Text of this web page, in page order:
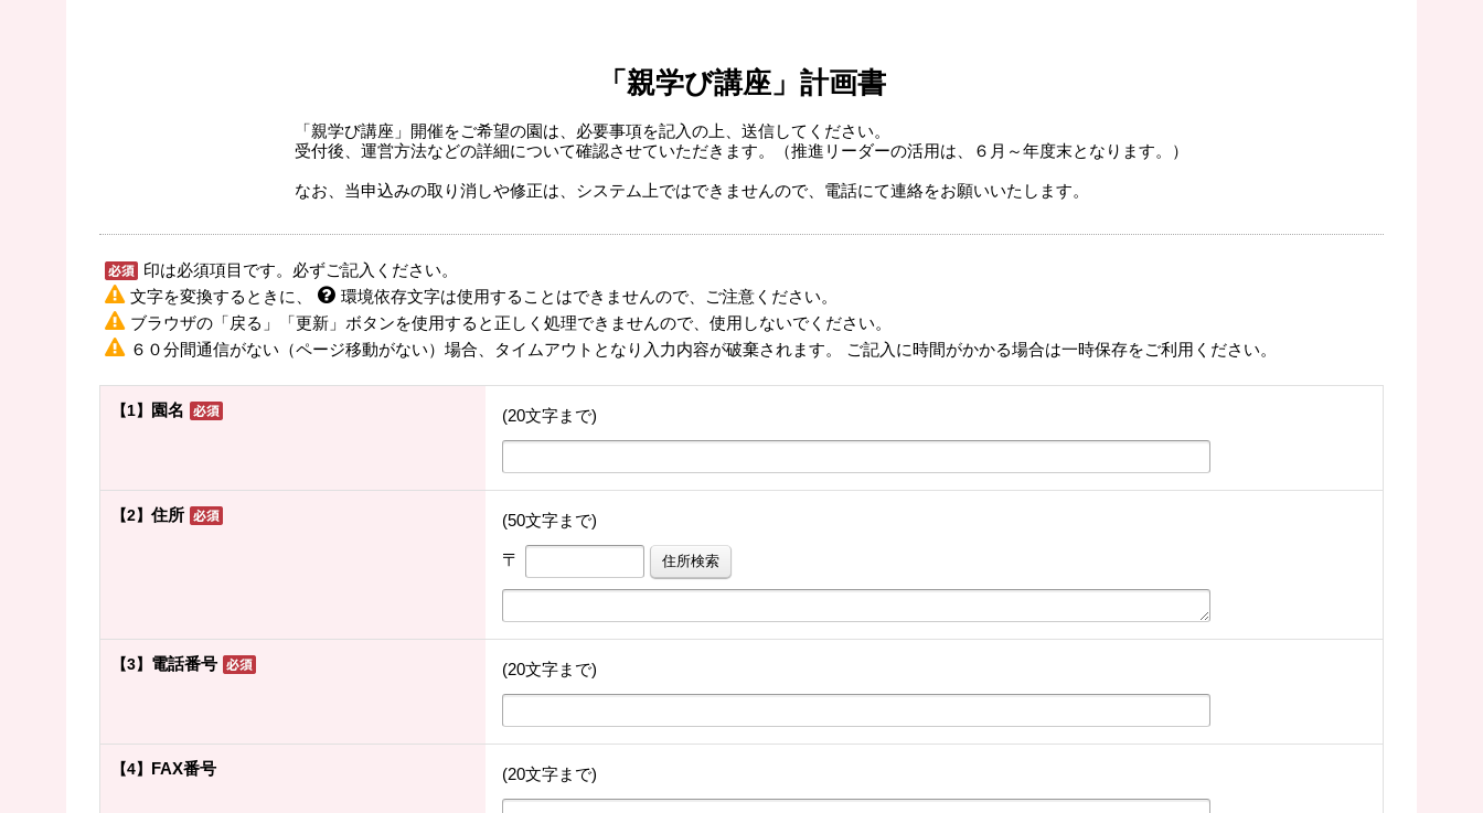
「親学び講座」計画書
「親学び講座」開催をご希望の園は、必要事項を記入の上、送信してください。
受付後、運営方法などの詳細について確認させていただきます。（推進リーダーの活用は、６月～年度末となります。）
なお、当申込みの取り消しや修正は、システム上ではできませんので、電話にて連絡をお願いいたします。
印は必須項目です。必ずご記入ください。
文字を変換するときに、
環境依存文字は使用することはできませんので、ご注意ください。
ブラウザの「戻る」「更新」ボタンを使用すると正しく処理できませんので、使用しないでください。
６０分間通信がない（ページ移動がない）場合、タイムアウトとなり入力内容が破棄されます。 ご記入に時間がかかる場合は一時保存をご利用ください。
【1】 園名 (20文字まで)
【2】 住所 (50文字まで)
〒
【3】 電話番号 (20文字まで)
【4】 FAX番号 (20文字まで)